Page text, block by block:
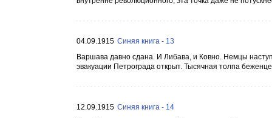
04.09.1915 Синяя книга - 13
Варшава давно сдана. И Либава, и Ковно. Немцы
эвакуации Петрограда открыт. Тысячная толпа
12.09.1915 Синяя книга - 14